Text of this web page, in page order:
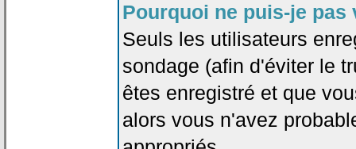
Pourquoi ne puis-je pas
Seuls les utilisateurs
sondage (afin d'éviter le
êtes enregistré et que
alors vous n'avez